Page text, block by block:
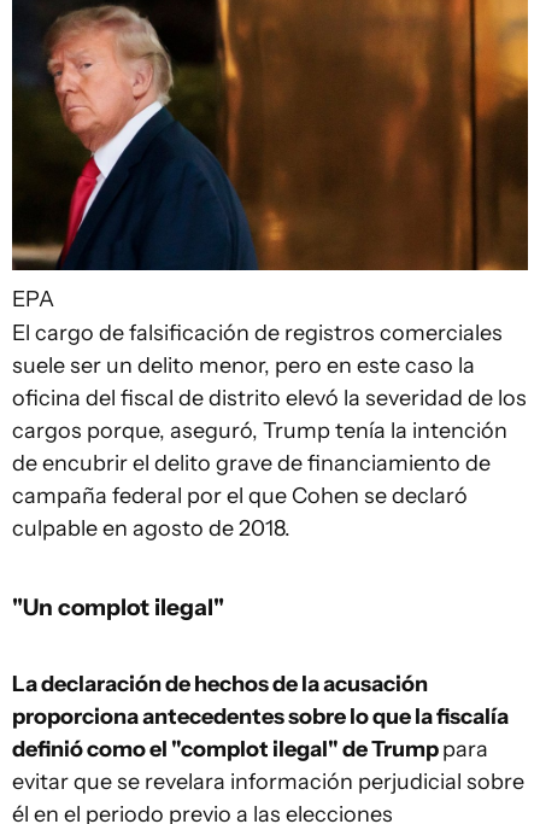
EPA
El cargo de falsificación de registros comerciales
suele ser un delito menor, pero en este caso la
oficina del fiscal de distrito elevó la severidad de los
cargos porque, aseguró, Trump tenía la intención
de encubrir el delito grave de financiamiento de
campaña federal por el que Cohen se declaró
culpable en agosto de 2018.
"Un complot ilegal"
La declaración de hechos de la acusación
proporciona antecedentes sobre lo quela fiscalía
definió como el "complot ilegal" de Trumppara
evitar que se revelara información perjudicial sobre
él en el periodo previo a las elecciones